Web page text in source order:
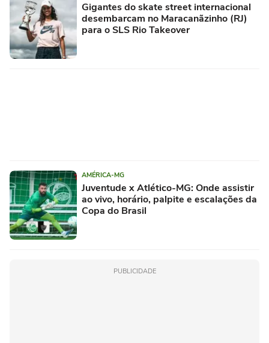
Gigantes do skate street internacional
desembarcam no Maracanãzinho (RJ)
para o SLS Rio Takeover
AMÉRICA-MG
Juventude x Atlético-MG: Onde assistir
ao vivo, horário, palpite e escalações da
Copa do Brasil
PUBLICIDADE